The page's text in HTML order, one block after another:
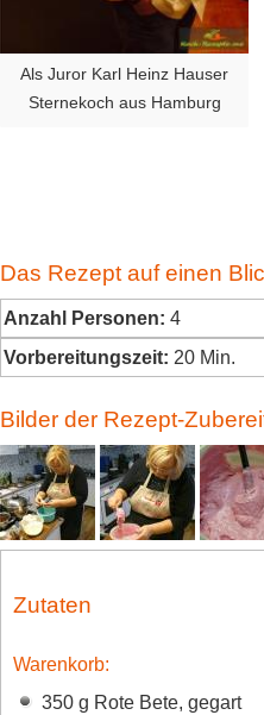
Als Juror Karl Heinz Hauser
Sternekoch aus Hamburg
Das Rezept auf einen
Anzahl Personen: 4
Vorbereitungszeit: 20 Min.
Bilder der Rezept-
Zutaten
Warenkorb:
350 g Rote Bete, gegart